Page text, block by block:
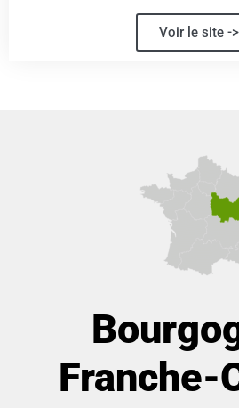
Voir le site ->
Franche-